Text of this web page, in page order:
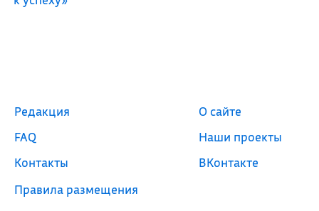
Редакция
FAQ
Контакты
Правила размещения
О сайте
Наши проекты
ВКонтакте